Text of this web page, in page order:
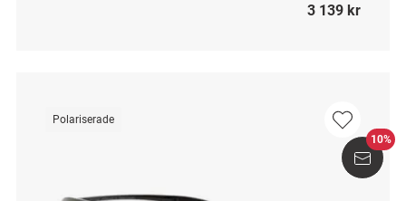
3 139 kr
Polariserade
10%